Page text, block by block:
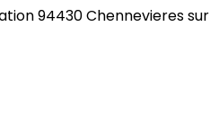
94430 Chennevieres sur